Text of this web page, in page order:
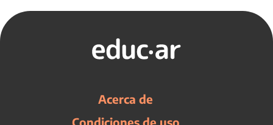
Acerca de